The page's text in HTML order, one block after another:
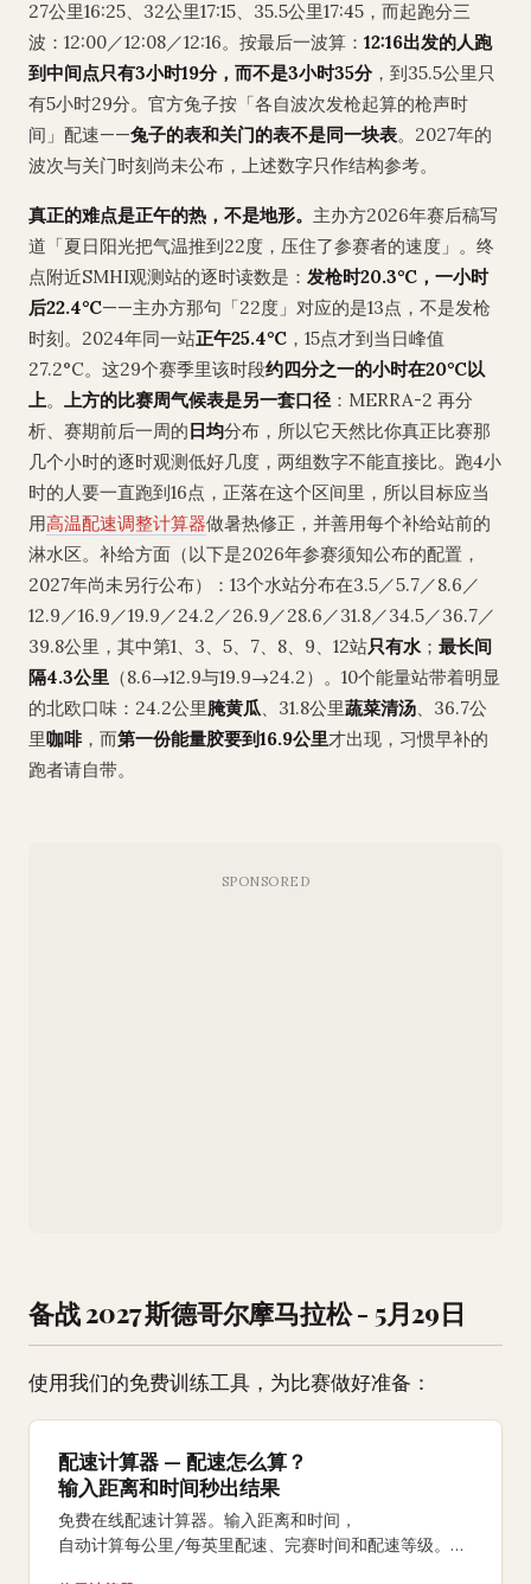
27公里16:25、32公里17:15、35.5公里17:45，而起跑分三
波：12:00／12:08／12:16。按最后一波算： 12:16出发的人跑
到中间点只有3小时19分，而不是3小时35分，到35.5公里只
有5小时29分。官方兔子按「各自波次发枪起算的枪声时
间」配速——兔子的表和关门的表不是同一块表。2027年的
波次与关门时刻尚未公布，上述数字只作结构参考。
真正的难点是正午的热，不是地形。 主办方2026年赛后稿写
道「夏日阳光把气温推到22度，压住了参赛者的速度」。终
点附近SMHI观测站的逐时读数是： 发枪时20.3°C，一小时
后22.4°C——主办方那句「22度」对应的是13点，不是发枪
时刻。2024年同一站正午25.4°C ，15点才到当日峰值
27.2°C。这29个赛季里该时段约四分之一的小时在20°C以
上。 上方的比赛周气候表是另一套口径：MERRA-2 再分
析、赛期前后一周的日均分布，所以它天然比你真正比赛那
几个小时的逐时观测低好几度，两组数字不能直接比。跑4小
时的人要一直跑到16点，正落在这个区间里，所以目标应当
用高温配速调整计算器做暑热修正，并善用每个补给站前的
淋水区。补给方面（以下是2026年参赛须知公布的配置，
2027年尚未另行公布）：13个水站分布在3.5／5.7／8.6／
12.9／16.9／19.9／24.2／26.9／28.6／31.8／34.5／36.7／
39.8公里，其中第1、3、5、7、8、9、12站只有水； 最长间
隔4.3公里 （8.6→12.9与19.9→24.2）。10个能量站带着明显
的北欧口味：24.2公里腌黄瓜、31.8公里蔬菜清汤、36.7公
里咖啡，而第一份能量胶要到16.9公里才出现，习惯早补的
跑者请自带。
备战 2027 斯德哥尔摩马拉松 - 5月29日
使用我们的免费训练工具，为比赛做好准备：
配速计算器 — 配速怎么算？
输入距离和时间秒出结果
免费在线配速计算器。输入距离和时间，
自动计算每公里/每英里配速、完赛时间和配速等级。